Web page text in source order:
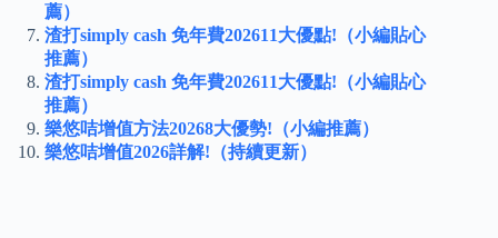
薦）
渣打simply cash 免年費202611大優點!（小編貼心
推薦）
渣打simply cash 免年費202611大優點!（小編貼心
推薦）
樂悠咭增值方法20268大優勢!（小編推薦）
樂悠咭增值2026詳解!（持續更新）